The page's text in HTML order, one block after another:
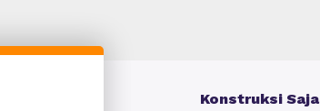
Konstruksi